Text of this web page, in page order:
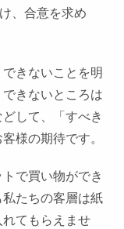
、合意を求め
きないことを明
きないところは
して、「すべき
様の期待です。
で買い物ができ
たちの客層は紙
てもらえませ